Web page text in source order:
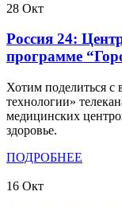
28 Окт
Россия 24:
программе
Хотим поделиться с
технологии»
медицинских
здоровье.
ПОДРОБНЕЕ
16 Окт